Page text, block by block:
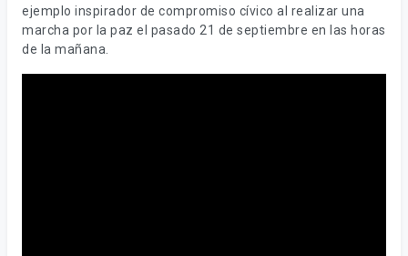
ejemplo inspirador de compromiso cívico al realizar una
marcha por la paz el pasado 21 de septiembre en las horas
de la mañana.